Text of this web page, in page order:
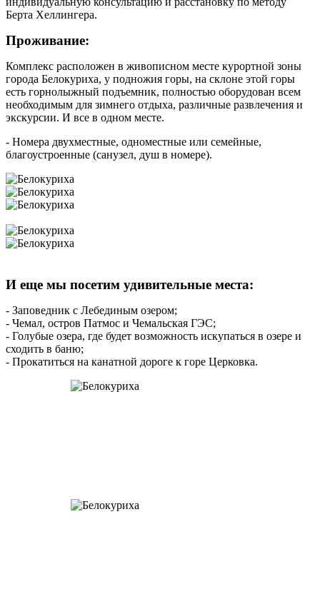
Берта Хеллингера.
Проживание:
Комплекс расположен в живописном месте курортной зоны
города Белокуриха, у подножия горы, на склоне этой горы
есть горнолыжный подъемник, полностью оборудован всем
необходимым для зимнего отдыха, различные развлечения и
экскурсии. И все в одном месте.
- Номера двухместные, одноместные или семейные,
благоустроенные (санузел, душ в номере).
И еще мы посетим удивительные места:
- Заповедник с Лебединым озером;
- Чемал, остров Патмос и Чемальская ГЭС;
- Голубые озера, где будет возможность искупаться в озере и
сходить в баню;
- Прокатиться на канатной дороге к горе Церковка.